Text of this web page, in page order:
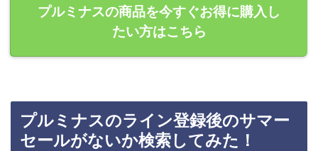
プルミナスの商品を今すぐお得に購入し
たい方はこちら
プルミナスのライン登録後のサマー
セールがないか検索してみた！